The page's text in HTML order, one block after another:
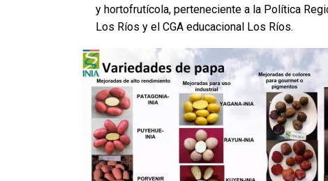
y hortofrutícola, perteneciente a la Política
Los Ríos y el CGA educacional Los Ríos.